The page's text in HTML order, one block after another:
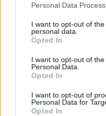
Personal Data
I want to opt-out of
personal data.
Opted In
I want to opt-out of
Personal Data.
Opted In
I want to opt-out of
Personal Data for
Opted In